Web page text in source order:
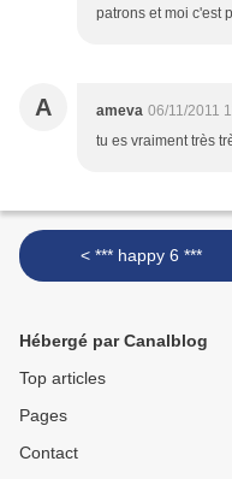
patrons et moi c'est
A ameva 06/11/2011
tu es vraiment très
< *** happy 6 ***
Hébergé par Canalblog
Top articles
Pages
Contact